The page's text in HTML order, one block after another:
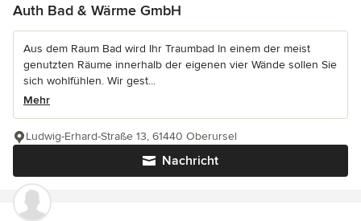
Auth Bad & Wärme GmbH
Aus dem Raum Bad wird Ihr Traumbad In einem der meist
genutzten Räume innerhalb der eigenen vier Wände sollen Sie
sich wohlfühlen. Wir gest...
Mehr
Nachricht
Ludwig-Erhard-Straße 13, 61440 Oberursel